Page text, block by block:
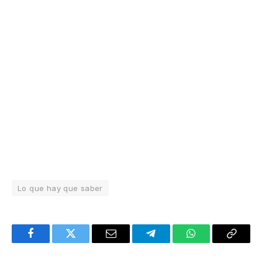
Lo que hay que saber
FacebookTwitter Email TelegramWhatsAppCopy